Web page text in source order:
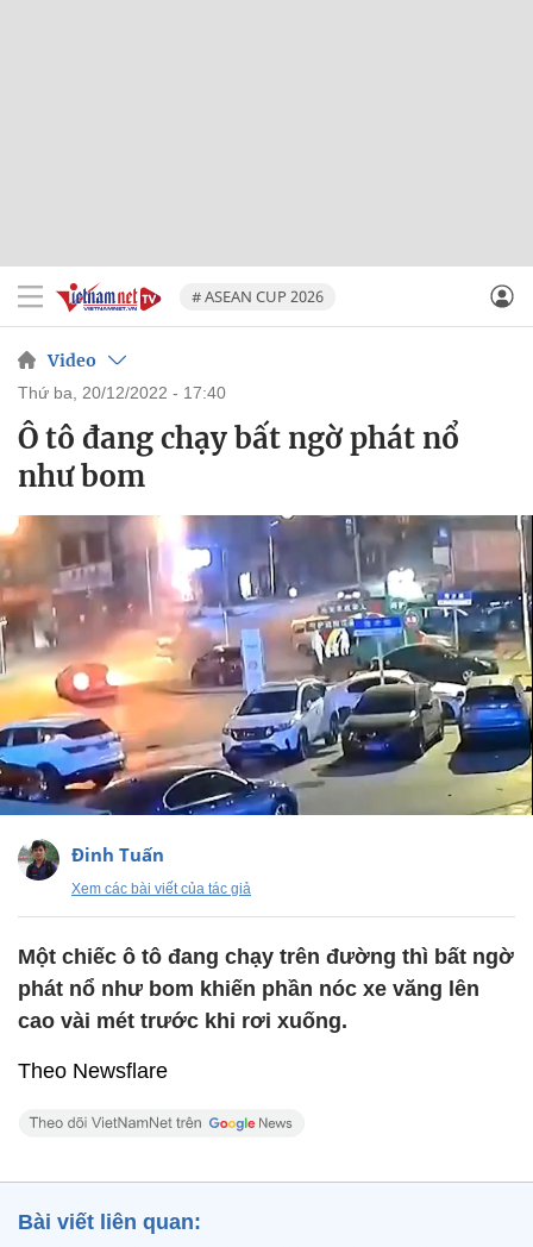
# ASEAN CUP 2026
Video
thứ ba, 20/12/2022 - 17:40
Ô tô đang chạy bất ngờ phát nổ
như bom
Đinh Tuấn
Xem các bài viết của tác giả
Một chiếc ô tô đang chạy trên đường thì bất ngờ
phát nổ như bom khiến phần nóc xe văng lên
cao vài mét trước khi rơi xuống.
Theo Newsflare
Bài viết liên quan: